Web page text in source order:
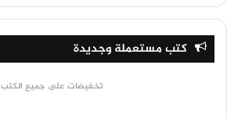
كتب مستعملة وجديدة
تخفيضات على جميع الكتب